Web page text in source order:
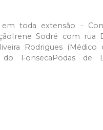
toda extensão -
Sodré com rua
Rodrigues
do FonsecaPodas de